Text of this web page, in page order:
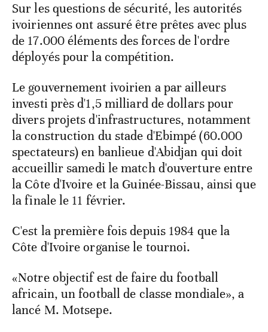
Sur les questions de sécurité, les autorités
ivoiriennes ont assuré être prêtes avec plus
de 17.000 éléments des forces de l'ordre
déployés pour la compétition.
Le gouvernement ivoirien a par ailleurs
investi près d'1,5 milliard de dollars pour
divers projets d'infrastructures, notamment
la construction du stade d'Ebimpé (60.000
spectateurs) en banlieue d'Abidjan qui doit
accueillir samedi le match d'ouverture entre
la Côte d'Ivoire et la Guinée-Bissau, ainsi que
la finale le 11 février.
C'est la première fois depuis 1984 que la
Côte d'Ivoire organise le tournoi.
«Notre objectif est de faire du football
africain, un football de classe mondiale», a
lancé M. Motsepe.